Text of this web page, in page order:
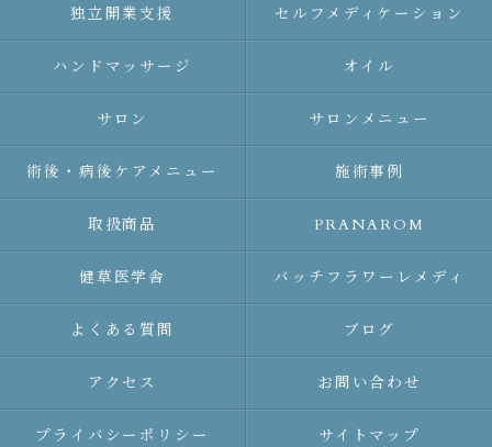
独立開業支援 セルフメディケーション
ハンドマッサージ オイル
サロン サロンメニュー
術後・病後ケアメニュー 施術事例
取扱商品 PRANAROM
健草医学舎 バッチフラワーレメディ
よくある質問 ブログ
アクセス お問い合わせ
プライバシーポリシー サイトマップ